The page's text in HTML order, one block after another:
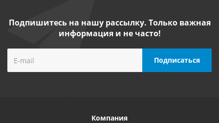
Подпишитесь на нашу рассылку. Только важная
информация и не часто!
Компания